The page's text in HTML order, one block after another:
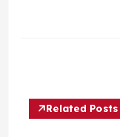
Related Posts